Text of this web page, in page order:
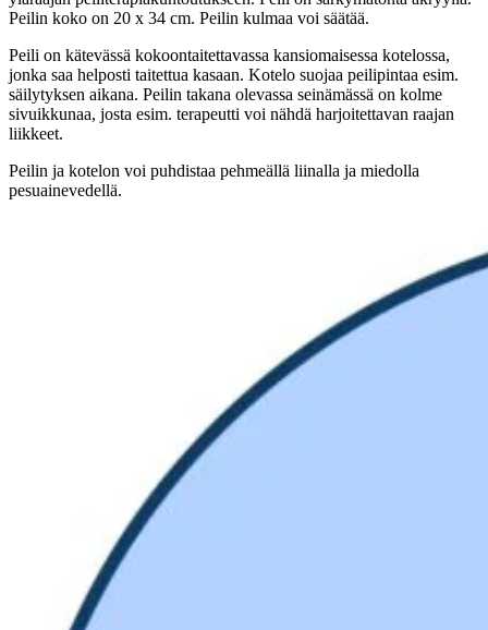
Peilin koko on 20 x 34 cm. Peilin kulmaa voi säätää.
Peili on kätevässä kokoontaitettavassa kansiomaisessa kotelossa,
jonka saa helposti taitettua kasaan. Kotelo suojaa peilipintaa esim.
säilytyksen aikana. Peilin takana olevassa seinämässä on kolme
sivuikkunaa, josta esim. terapeutti voi nähdä harjoitettavan raajan
liikkeet.
Peilin ja kotelon voi puhdistaa pehmeällä liinalla ja miedolla
pesuainevedellä.